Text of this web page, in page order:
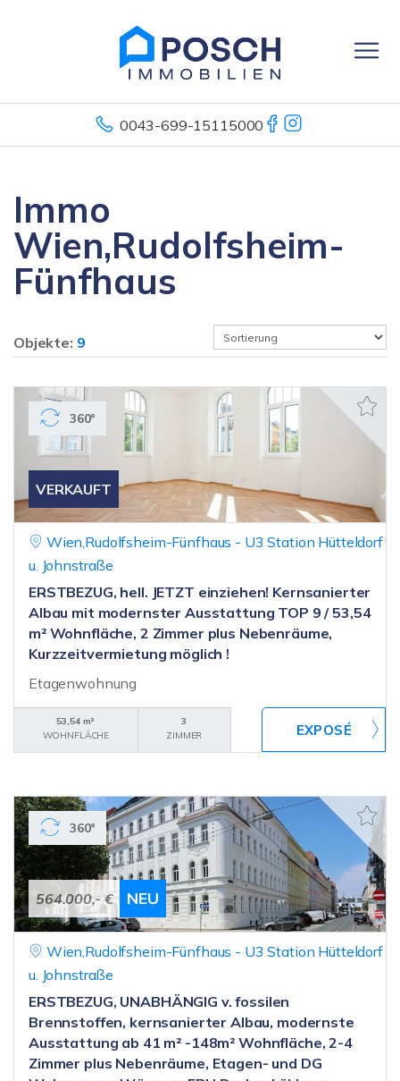
0043-699-15115000
Immo
Wien,Rudolfsheim-
Fünfhaus
Objekte: 9
VERKAUFT
360°
Wien,Rudolfsheim-Fünfhaus - U3 Station Hütteldorf
u. Johnstraße
ERSTBEZUG, hell. JETZT einziehen! Kernsanierter
Albau mit modernster Ausstattung TOP 9 / 53,54
m² Wohnfläche, 2 Zimmer plus Nebenräume,
Kurzzeitvermietung möglich !
Etagenwohnung
53,54 m²
WOHNFLÄCHE
3
ZIMMER
564.000,- € NEU
360°
Wien,Rudolfsheim-Fünfhaus - U3 Station Hütteldorf
u. Johnstraße
ERSTBEZUG, UNABHÄNGIG v. fossilen
Brennstoffen, kernsanierter Albau, modernste
Ausstattung ab 41 m² -148m² Wohnfläche, 2-4
Zimmer plus Nebenräume, Etagen- und DG